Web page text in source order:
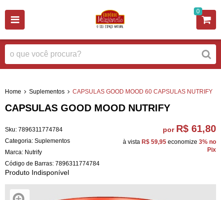
0
Home Suplementos CAPSULAS GOOD MOOD 60 CAPSULAS NUTRIFY
CAPSULAS GOOD MOOD NUTRIFY
Sku: 7896311774784
Categoria: Suplementos
Marca: Nutrify
Código de Barras: 7896311774784
Produto Indisponível
por R$ 61,80
à vista R$ 59,95 economize 3% no
Pix